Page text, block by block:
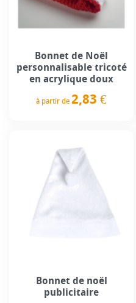
Bonnet de Noël
personnalisable tricoté
en acrylique doux
à partir de 2,83 €
Bonnet de noël
publicitaire